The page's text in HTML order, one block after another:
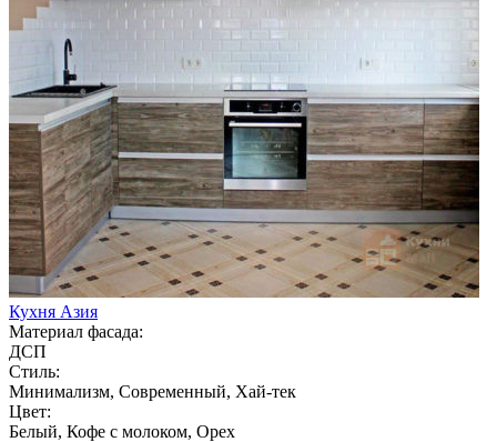
Кухня Азия
Материал фасада:
ДСП
Стиль:
Минимализм, Современный, Хай-тек
Цвет:
Белый, Кофе с молоком, Орех